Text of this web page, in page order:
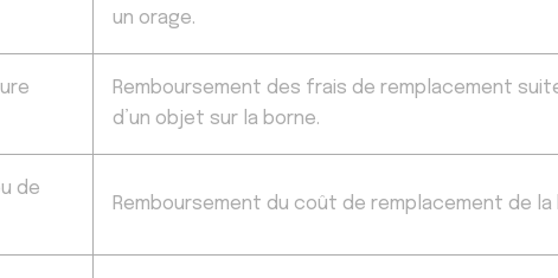
un orage.
Remboursement des frais de remplacement
d’un objet sur la borne.
de
Remboursement du coût de remplacement de la